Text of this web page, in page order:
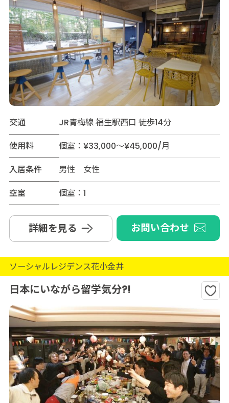
交通
JR青梅線 福生駅西口 徒歩14分
使用料
個室：¥33,000～¥45,000/月
入居条件
男性 女性
空室
個室：1
詳細を見る お問い合わせ
ソーシャルレジデンス花小金井
日本にいながら留学気分?!